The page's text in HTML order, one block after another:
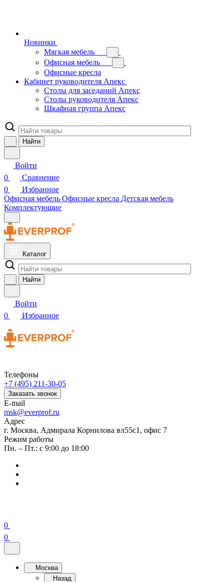
Новинки
Мягкая мебель
Офисная мебель
Офисные кресла
Кабинет руководителя Апекс
Столы для заседаний Апекс
Столы руководителя Апекс
Шкафная группа Апекс
Найти
Войти
0
Сравнение
0
Избранное
Офисная мебель Офисные кресла Детская мебель
Комплектующие
Каталог
Найти
Войти
0
Избранное
Телефоны
+7 (495) 211-30-05
Заказать звонок
E-mail
msk@everprof.ru
Адрес
г. Москва, Адмирала Корнилова вл55с1, офис 7
Режим работы
Пн. – Пт.: с 9:00 до 18:00
0
0
Москва
Назад